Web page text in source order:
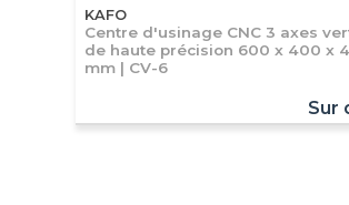
KAFO
Centre d'usinage CNC 3 axes
de haute précision 600 x 400 x
mm | CV-6
Sur